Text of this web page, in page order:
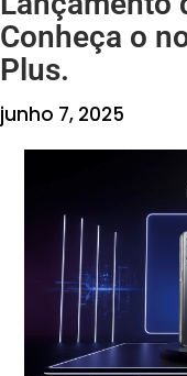
Conheça o
Plus.
junho 7, 2025